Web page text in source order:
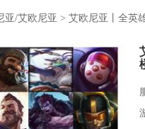
亚/艾欧尼亚 > 艾欧尼亚丨全英